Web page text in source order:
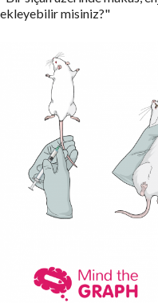
ekleyebilir misiniz?"